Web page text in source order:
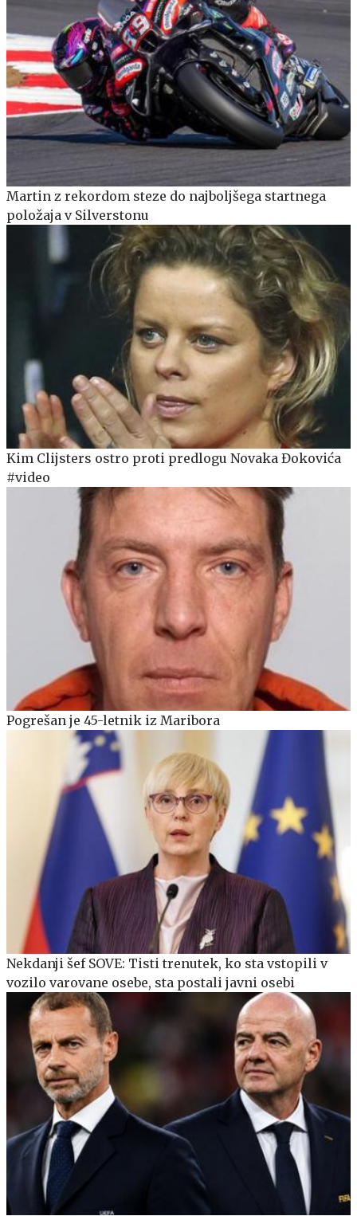
Martin z rekordom steze do najboljšega startnega
položaja v Silverstonu
Kim Clijsters ostro proti predlogu Novaka Đokovića
#video
Pogrešan je 45-letnik iz Maribora
Nekdanji šef SOVE: Tisti trenutek, ko sta vstopili v
vozilo varovane osebe, sta postali javni osebi